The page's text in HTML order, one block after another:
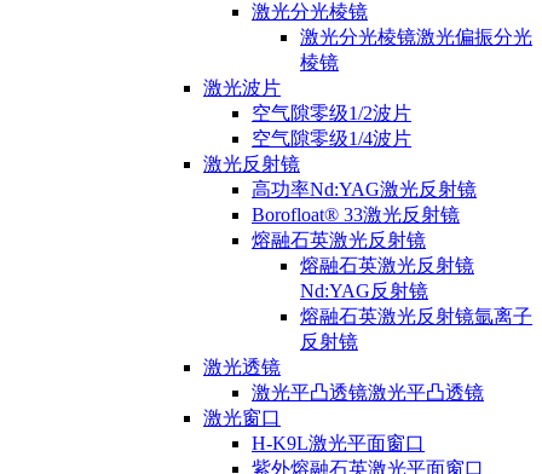
激光分光棱镜
激光分光棱镜激光偏振分光
棱镜
激光波片
空气隙零级1/2波片
空气隙零级1/4波片
激光反射镜
高功率Nd:YAG激光反射镜
Borofloat® 33激光反射镜
熔融石英激光反射镜
熔融石英激光反射镜
Nd:YAG反射镜
熔融石英激光反射镜氩离子
反射镜
激光透镜
激光平凸透镜激光平凸透镜
激光窗口
H-K9L激光平面窗口
紫外熔融石英激光平面窗口